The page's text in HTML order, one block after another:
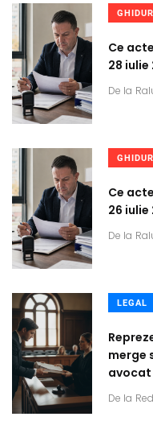
Ce
28 iulie
De la
Ce
26 iulie
De la
LEGAL
merge
avocat
De la